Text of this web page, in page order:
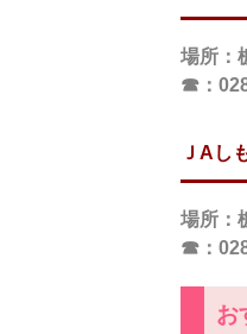
場所
☎：
ＪAし
場所
☎：
お